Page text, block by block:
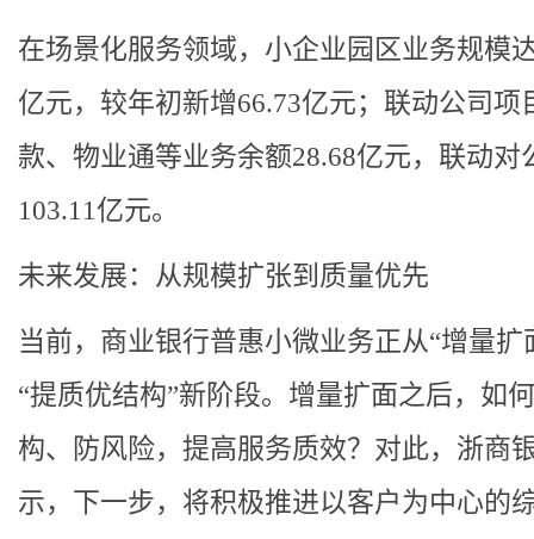
在场景化服务领域，小企业园区业务规模
亿元，较年初新增66.73亿元；联动公司项
款、物业通等业务余额28.68亿元，联动对
103.11亿元。
未来发展：从规模扩张到质量优先
当前，商业银行普惠小微业务正从“增量扩
“提质优结构”新阶段。增量扩面之后，如
构、防风险，提高服务质效？对此，浙商
示，下一步，将积极推进以客户为中心的